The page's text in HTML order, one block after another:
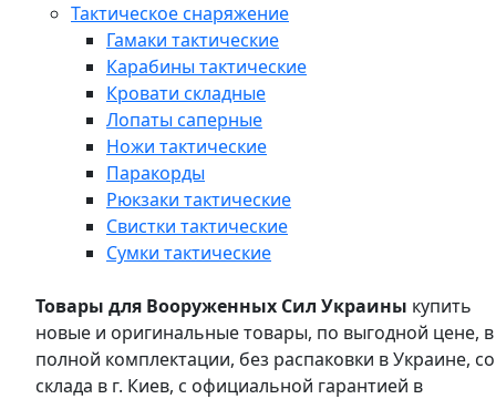
Тактическое снаряжение
Гамаки тактические
Карабины тактические
Кровати складные
Лопаты саперные
Ножи тактические
Паракорды
Рюкзаки тактические
Свистки тактические
Сумки тактические
Товары для Вооруженных Сил Украины купить
новые и оригинальные товары, по выгодной цене, в
полной комплектации, без распаковки в Украине, со
склада в г. Киев, с официальной гарантией в